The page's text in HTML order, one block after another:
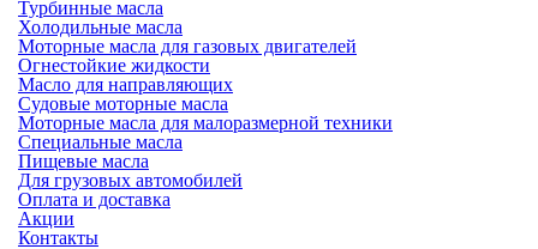
Турбинные масла
Холодильные масла
Моторные масла для газовых двигателей
Огнестойкие жидкости
Масло для направляющих
Судовые моторные масла
Моторные масла для малоразмерной техники
Специальные масла
Пищевые масла
Для грузовых автомобилей
Оплата и доставка
Акции
Контакты